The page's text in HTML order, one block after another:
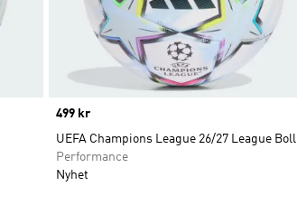
Price
499 kr
UEFA Champions League 26/27 League Boll
Performance
Nyhet